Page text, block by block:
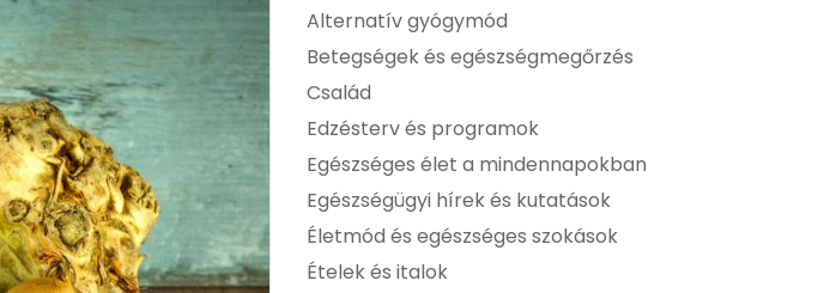
Alternatív gyógymód
Betegségek és egészségmegőrzés
Család
Edzésterv és programok
Egészséges élet a mindennapokban
Egészségügyi hírek és kutatások
Életmód és egészséges szokások
Ételek és italok